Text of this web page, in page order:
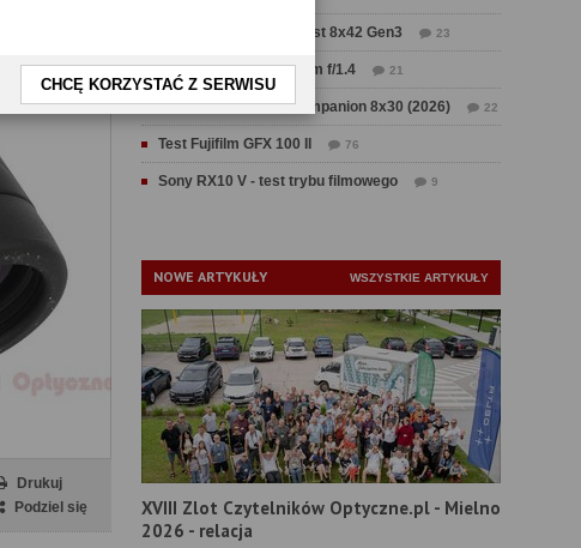
CHCĘ KORZYSTAĆ Z SERWISU
Drukuj
Podziel się
Test Delta Optical Forest 8x42 Gen3 23
Test Sirui Aurora 35 mm f/1.4 21
Test Swarovski CL Companion 8x30 (2026) 22
Test Fujifilm GFX 100 II 76
Sony RX10 V - test trybu filmowego 9
NOWE ARTYKUŁY WSZYSTKIE ARTYKUŁY
XVIII Zlot Czytelników Optyczne.pl - Mielno
2026 - relacja